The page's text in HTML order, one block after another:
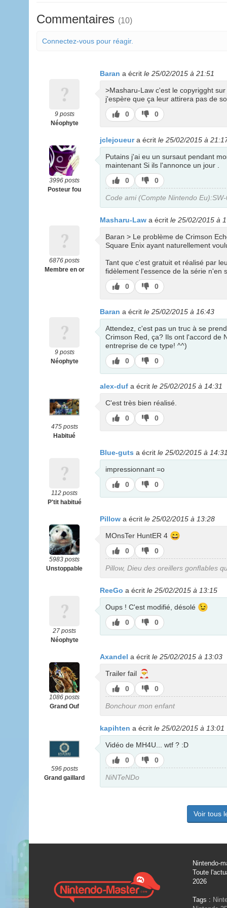
Commentaires (10)
Connectez-vous pour réagir.
9 posts
Néophyte
Baran a écrit le 25/02/2015 à 21:51
>Masharu-Law c'est le copyrigght
j'espère que ça leur attirera pas de
J’aime
0
J’aime
pas
0
3996 posts
Posteur fou
jclejoueura écrit le 25/02/2015 à
Putains j'ai eu un sursaut pendant
maintenant Si ils l'annonce un jour .
J’aime
0
J’aime
pas
0
Code ami (Compte Nintendo
6876 posts
Membre en or
Masharu-Law a écrit le 25/02/2015 à
Baran > Le problème de Crimson
Square Enix ayant naturellement
Tant que c'est gratuit et réalisé par
fidèlement l'essence de la série n'en
J’aime
0
J’aime
pas
0
9 posts
Néophyte
Baran a écrit le 25/02/2015 à 16:43
Attendez, c'est pas un truc à se
Crimson Red, ça? Ils ont l'accord de
entreprise de ce type! ^^)
J’aime
0
J’aime
pas
0
475 posts
Habitué
alex-duf a écrit le 25/02/2015 à 14:31
C'est très bien réalisé.
J’aime
0
J’aime
pas
0
112 posts
P'tit habitué
Blue-guts a écrit le 25/02/2015 à 14:31
impressionnant =o
J’aime
0
J’aime
pas
0
5983 posts
Unstoppable
Pillow a écrit le 25/02/2015 à 13:28
MOnsTer HuntER 4 😄
J’aime
0
J’aime
pas
0
Pillow, Dieu des oreillers gonflables
27 posts
Néophyte
ReeGo a écrit le 25/02/2015 à 13:15
Oups ! C'est modifié, désolé 😉
J’aime
0
J’aime
pas
0
1086 posts
Grand Ouf
Axandel a écrit le 25/02/2015 à 13:03
Trailer fail 🎅
J’aime
0
J’aime
pas
0
Bonchour mon enfant
596 posts
Grand gaillard
kapihten a écrit le 25/02/2015 à 13:01
Vidéo de MH4U... wtf ? :D
J’aime
0
J’aime
pas
0
NiNTeNDo
Voir tous
Nintendo-
Toute
2026
Tags :